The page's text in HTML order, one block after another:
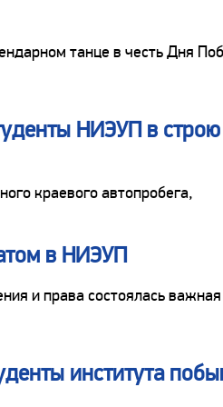
танце в честь Дня
НИЭУП в строю
краевого автопробега,
в НИЭУП
и права состоялась важная
института